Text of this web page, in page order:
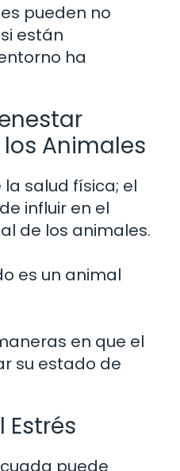
pueden no
están
ha
Animales
salud física; el
influir en el
de los animales.
es un animal
en que el
su estado de
Estrés
puede